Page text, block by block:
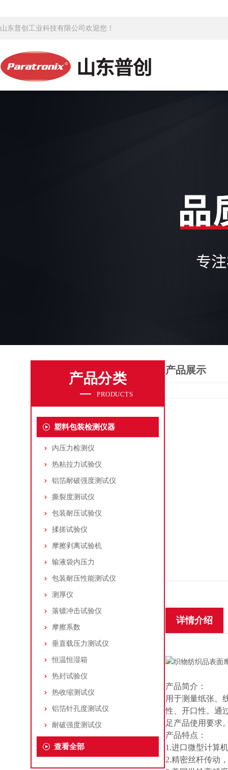
山东普创工业科技有限公司欢迎您！
产品分类
PRODUCTS
塑料包装检测仪器
内压力检测仪
热粘拉力试验仪
铝箔耐破强度测试仪
撕裂度测试仪
包装耐压试验仪
揉搓试验仪
摩擦剥离试验机
输液袋内压力
包装耐压性能测试仪
测厚仪
落镖冲击试验仪
摩擦系数
垂直载压力测试仪
恒温恒湿箱
热封试验仪
热收缩测试仪
铝箔针孔度测试仪
耐破强度测试仪
查看全部
产品展示
详情介绍
产品简介：
用于测量纸张、
性、开口性。通
足产品使用要求
产品特点：
1.进口微型计算
2.精密丝杆传动